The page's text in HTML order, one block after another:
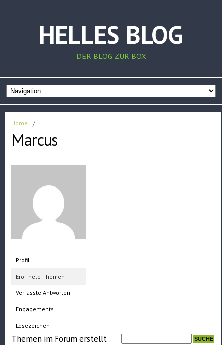
HELLES BLOG
DER BLOG ZUR BOX
Home /
Marcus
Profil
Eröffnete Themen
Verfasste Antworten
Engagements
Lesezeichen
Themen im Forum erstellt